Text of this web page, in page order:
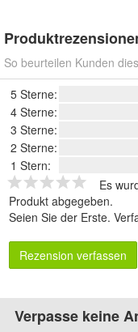
So beurteilen Kunden
5 Sterne:
4 Sterne:
3 Sterne:
2 Sterne:
1 Stern:
Es
Produkt abgegeben.
Seien Sie der Erste.
Rezension verfassen
Verpasse keine